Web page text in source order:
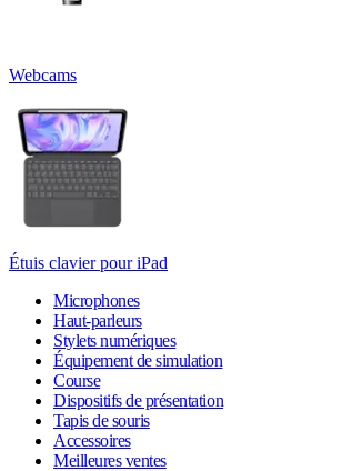
Webcams
Étuis clavier pour iPad
Microphones
Haut-parleurs
Stylets numériques
Équipement de simulation
Course
Dispositifs de présentation
Tapis de souris
Accessoires
Meilleures ventes